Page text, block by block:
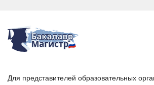
Для представителей образовательных